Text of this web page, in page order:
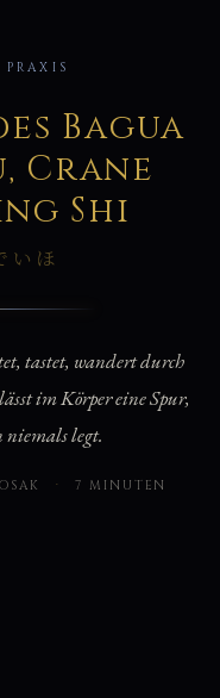
Bagua
Crane
Shi
いほ
tastet, wandert durch
im Körper eine Spur,
niemals legt.
·
7 MINUTEN